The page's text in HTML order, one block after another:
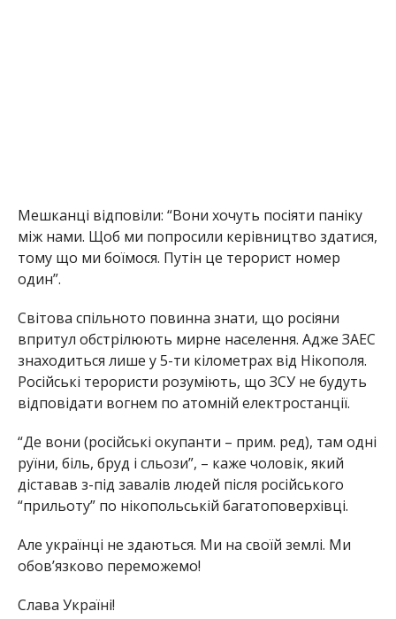
Мешканці відповіли: “Вони хочуть посіяти паніку
між нами. Щоб ми попросили керівництво здатися,
тому що ми боїмося. Путін це терорист номер
один”.
Світова спільното повинна знати, що росіяни
впритул обстрілюють мирне населення. Адже ЗАЕС
знаходиться лише у 5-ти кілометрах від Нікополя.
Російські терористи розуміють, що ЗСУ не будуть
відповідати вогнем по атомній електростанції.
“Де вони (російські окупанти – прим. ред), там одні
руїни, біль, бруд і сльози”, – каже чоловік, який
діставав з-під завалів людей після російського
“прильоту” по нікопольській багатоповерхівці.
Але українці не здаються. Ми на своїй землі. Ми
обов’язково переможемо!
Слава Україні!